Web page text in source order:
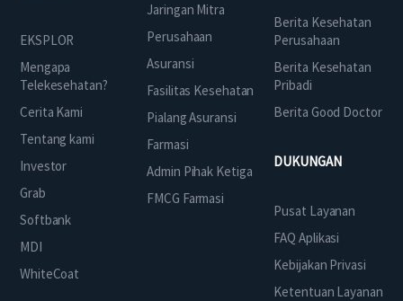
EKSPLOR
Mengapa
Telekesehatan?
Cerita Kami
Tentang kami
Investor
Grab
Softbank
MDI
WhiteCoat
Jaringan Mitra
Perusahaan
Asuransi
Fasilitas Kesehatan
Pialang Asuransi
Farmasi
Admin Pihak Ketiga
FMCG Farmasi
Berita Kesehatan
Perusahaan
Berita Kesehatan
Pribadi
Berita Good Doctor
DUKUNGAN
Pusat Layanan
FAQ Aplikasi
Kebijakan Privasi
Ketentuan Layanan